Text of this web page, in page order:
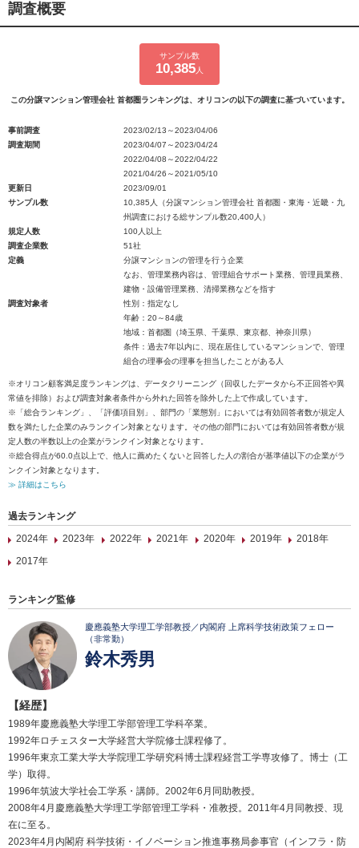
調査概要
サンプル数
10,385 人
この分譲マンション管理会社 首都圏ランキングは、オリコンの以下の調査に基づいています。
事前調査
2023/02/13～2023/04/06
調査期間
2023/04/07～2023/04/24
2022/04/08～2022/04/22
2021/04/26～2021/05/10
更新日
2023/09/01
サンプル数
10,385人（分譲マンション管理会社 首都圏・東海・近畿・九
州調査における総サンプル数20,400人）
規定人数
100人以上
調査企業数
51社
定義
分譲マンションの管理を行う企業
なお、管理業務内容は、管理組合サポート業務、管理員業務、
建物・設備管理業務、清掃業務などを指す
調査対象者
性別：指定なし
年齢：20～84歳
地域：首都圏（埼玉県、千葉県、東京都、神奈川県）
条件：過去7年以内に、現在居住しているマンションで、管理
組合の理事会の理事を担当したことがある人
※オリコン顧客満足度ランキングは、データクリーニング（回収したデータから不正回答や異
常値を排除）および調査対象者条件から外れた回答を除外した上で作成しています。
※「総合ランキング」、「評価項目別」、部門の「業態別」においては有効回答者数が規定人
数を満たした企業のみランクイン対象となります。その他の部門においては有効回答者数が規
定人数の半数以上の企業がランクイン対象となります。
※総合得点が60.0点以上で、他人に薦めたくないと回答した人の割合が基準値以下の企業がラ
ンクイン対象となります。
≫ 詳細はこちら
過去ランキング
2024年
2023年 2022年 2021年 2020年 2019年
2018年
2017年
ランキング監修
慶應義塾大学理工学部教授／内閣府 上席科学技術政策フェロー
（非常勤）
鈴木秀男
【経歴】
1989年慶應義塾大学理工学部管理工学科卒業。
1992年ロチェスター大学経営大学院修士課程修了。
1996年東京工業大学大学院理工学研究科博士課程経営工学専攻修了。博士（工
学）取得。
1996年筑波大学社会工学系・講師。2002年6月同助教授。
2008年4月慶應義塾大学理工学部管理工学科・准教授。2011年4月同教授、現
在に至る。
2023年4月内閣府 科学技術・イノベーション推進事務局参事官（インフラ・防